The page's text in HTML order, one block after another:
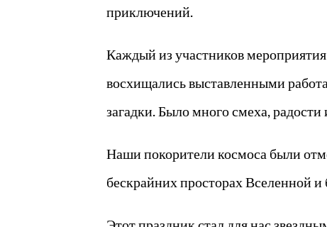
приключений.
Каждый из участников
восхищались выставленными
загадки. Было много смеха, радости
Наши покорители космоса были
бескрайних просторах Вселенной